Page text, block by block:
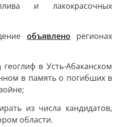
и лакокрасочных
объявлено регионах
геоглиф в Усть-Абаканском
в память о погибших в
из числа кандидатов,
области.